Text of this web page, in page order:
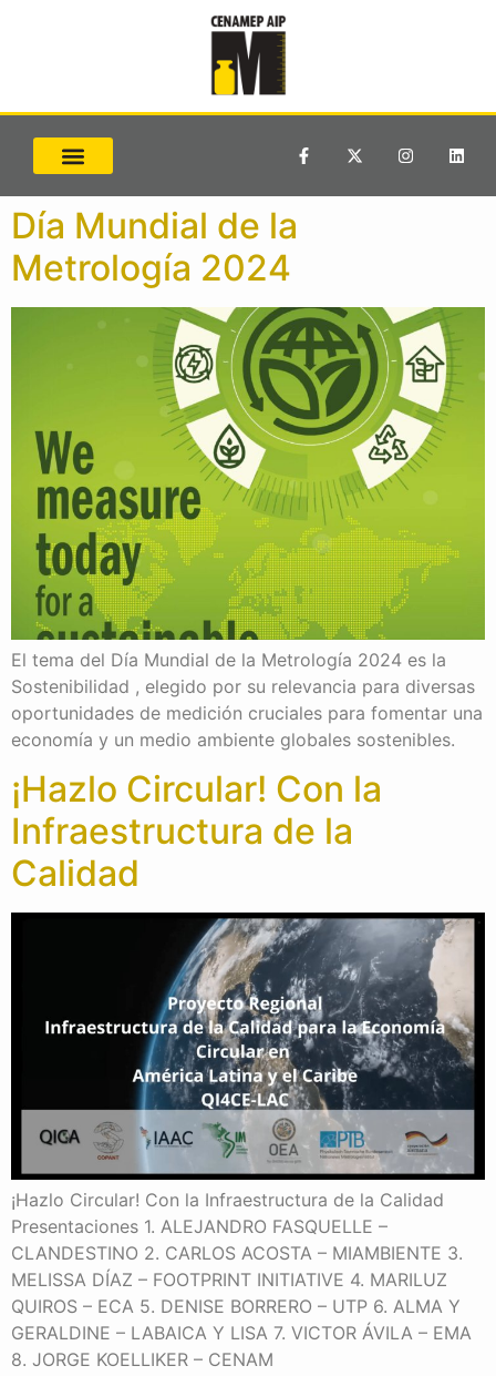
Día Mundial de la
Metrología 2024
El tema del Día Mundial de la Metrología 2024 es la
Sostenibilidad , elegido por su relevancia para diversas
oportunidades de medición cruciales para fomentar una
economía y un medio ambiente globales sostenibles.
¡Hazlo Circular! Con la
Infraestructura de la
Calidad
¡Hazlo Circular! Con la Infraestructura de la Calidad
Presentaciones 1. ALEJANDRO FASQUELLE –
CLANDESTINO 2. CARLOS ACOSTA – MIAMBIENTE 3.
MELISSA DÍAZ – FOOTPRINT INITIATIVE 4. MARILUZ
QUIROS – ECA 5. DENISE BORRERO – UTP 6. ALMA Y
GERALDINE – LABAICA Y LISA 7. VICTOR ÁVILA – EMA
8. JORGE KOELLIKER – CENAM